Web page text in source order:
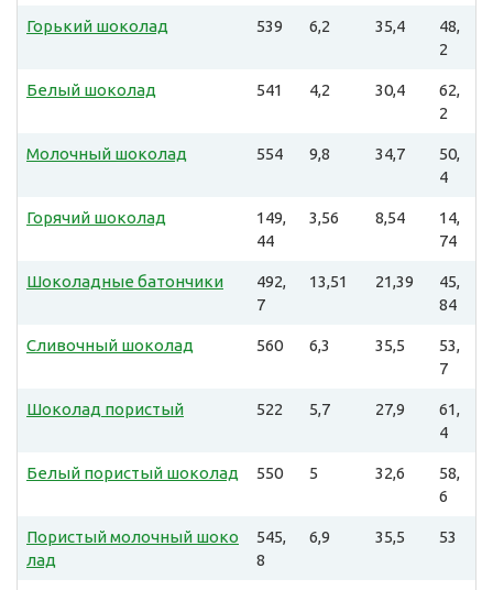
Горький шоколад 539 6,2 35,4
48,
2
Белый шоколад 541 4,2 30,4
62,
2
Молочный шоколад 554 9,8 34,7
50,
4
Горячий шоколад
149,
44
3,56 8,54
14,
74
Шоколадные батончики
492,
7
13,51 21,39
45,
84
Сливочный шоколад 560 6,3 35,5
53,
7
Шоколад пористый 522 5,7 27,9
61,
4
Белый пористый шоколад 550 5 32,6
58,
6
Пористый молочный шоко
лад
545,
8
6,9 35,5 53